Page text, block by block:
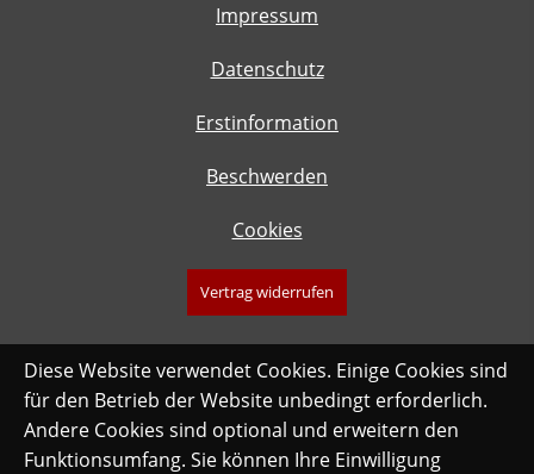
Impressum
Datenschutz
Erstinformation
Beschwerden
Cookies
Vertrag widerrufen
Diese Website verwendet Cookies. Einige Cookies sind
für den Betrieb der Website unbedingt erforderlich.
Andere Cookies sind optional und erweitern den
Funktionsumfang. Sie können Ihre Einwilligung